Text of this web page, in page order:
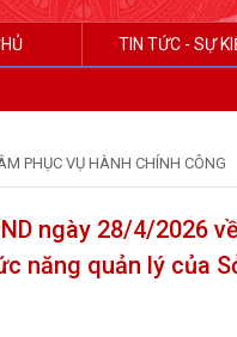
TIN TỨC - SỰ
PHỤC VỤ HÀNH CHÍNH CÔNG
ngày 28/4/2026
năng quản lý của